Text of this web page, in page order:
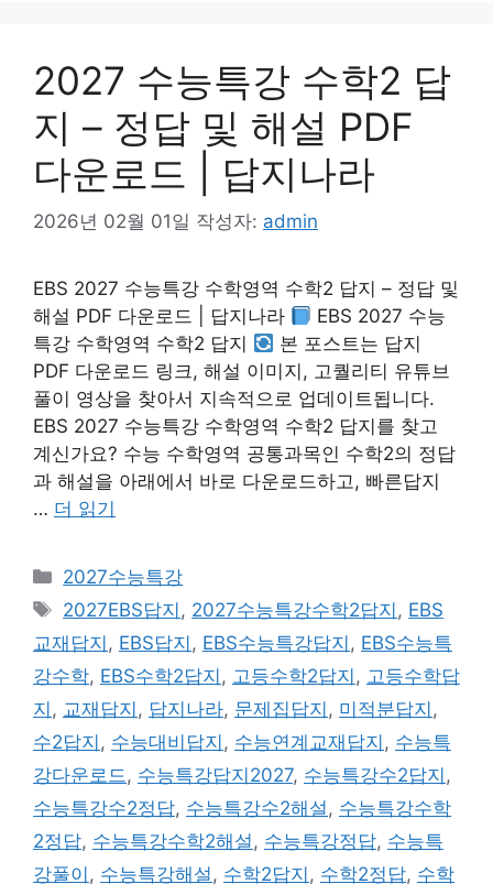
2027 수능특강 수학2 답
지 – 정답 및 해설 PDF
다운로드 | 답지나라
2026년 02월 01일 작성자: admin
EBS 2027 수능특강 수학영역 수학2 답지 – 정답 및
해설 PDF 다운로드 | 답지나라
EBS 2027 수능
특강 수학영역 수학2 답지
본 포스트는 답지
PDF 다운로드 링크, 해설 이미지, 고퀄리티 유튜브
풀이 영상을 찾아서 지속적으로 업데이트됩니다.
EBS 2027 수능특강 수학영역 수학2 답지를 찾고
계신가요? 수능 수학영역 공통과목인 수학2의 정답
과 해설을 아래에서 바로 다운로드하고, 빠른답지
… 더 읽기
카
테
리
2027수능특강
태
그
2027EBS답지 , 2027수능특강수학2답지 , EBS
교재답지 , EBS답지 , EBS수능특강답지 , EBS수능특
강수학, EBS수학2답지 , 고등수학2답지 , 고등수학답
지 , 교재답지 , 답지나라, 문제집답지 , 미적분답지 ,
수2답지 , 수능대비답지 , 수능연계교재답지 , 수능특
강다운로드, 수능특강답지2027, 수능특강수2답지 ,
수능특강수2정답, 수능특강수2해설 , 수능특강수학
2정답, 수능특강수학2해설 , 수능특강정답, 수능특
강풀이 , 수능특강해설 , 수학2답지 , 수학2정답, 수학